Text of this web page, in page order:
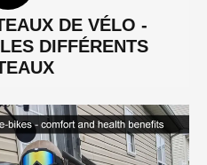
DE VÉLO -
DIFFÉRENTS